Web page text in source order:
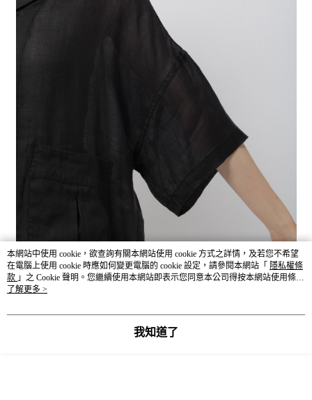
本網站中使用 cookie，欲查詢有關本網站使用 cookie 方式之詳情，及若您不希望
在電腦上使用 cookie 時應如何變更電腦的 cookie 設定，請參閱本網站「 隱私權條
款 」之 Cookie 聲明。您繼續使用本網站即表示您同意本公司得按本網站使用條款
之 Cookie 聲明使用 cookie。
了解更多 >
我知道了